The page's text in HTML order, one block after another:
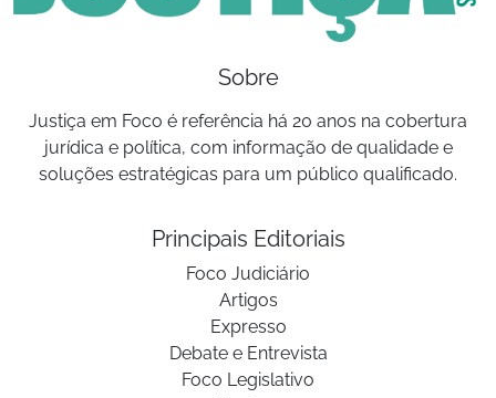
Sobre
Justiça em Foco é referência há 20 anos na cobertura
jurídica e política, com informação de qualidade e
soluções estratégicas para um público qualificado.
Principais Editoriais
Foco Judiciário
Artigos
Expresso
Debate e Entrevista
Foco Legislativo